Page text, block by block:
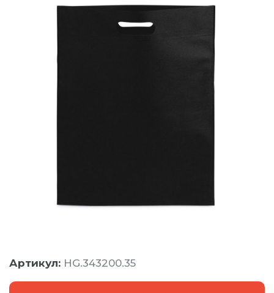
Артикул: HG.343200.35